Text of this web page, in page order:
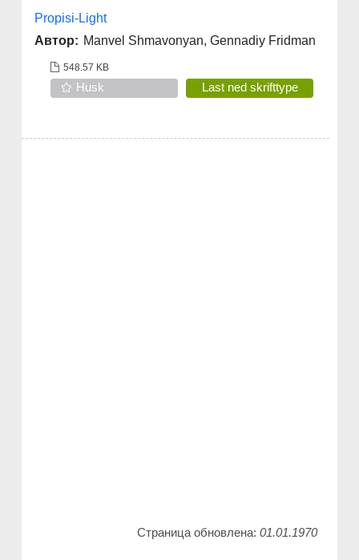
Propisi-Light
Автор: Manvel Shmavonyan, Gennadiy Fridman
548.57 KB
Husk Last ned skrifttype
Страница обновлена: 01.01.1970